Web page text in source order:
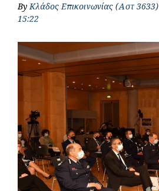
ByΚλάδος Επικοινωνίας (Αστ 3633)
15:22